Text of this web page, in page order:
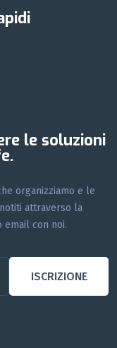
le soluzioni
organizziamo e le
attraverso la
con noi.
ISCRIZIONE